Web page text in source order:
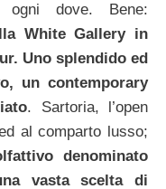
ogni dove. Bene:
White Gallery in
Uno splendido ed
un contemporary
. Sartoria, l’open
al comparto lusso;
denominato
vasta scelta di